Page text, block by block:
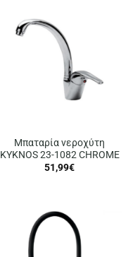
Μπαταρία νεροχύτη
KYKNOS 23-1082 CHROME
51,99€